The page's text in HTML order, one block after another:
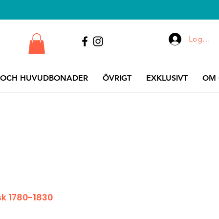
HUVUDBONADER ÖVRIGT EXKLUSIVT OM
Logga
1780-1830